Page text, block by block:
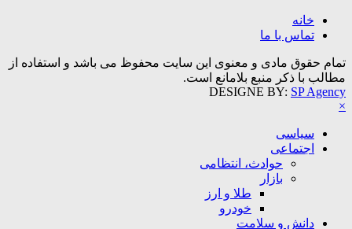
خانه
تماس با ما
تمام حقوق مادی و معنوی این سایت محفوظ می باشد و استفاده از
مطالب با ذکر منبع بلامانع است.
DESIGNE BY: SP Agency
×
سیاسی
اجتماعی
حوادث، انتظامی
بازار
طلا و ارز
خودرو
دانش و سلامت